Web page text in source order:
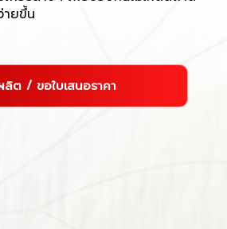
ายขึ้น
ลิต / ขอใบเสนอราคา